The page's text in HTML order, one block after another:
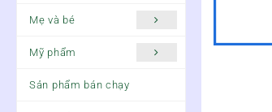
Mẹ và bé
Mỹ phẩm
Sản phẩm bán chạy